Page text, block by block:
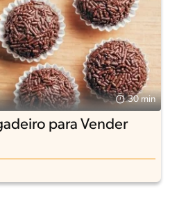
30 min
para Vender